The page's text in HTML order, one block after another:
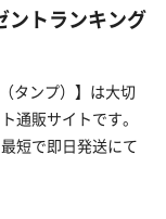
ントランキング
タンプ）】は大切
通販サイトです。
短で即日発送にて